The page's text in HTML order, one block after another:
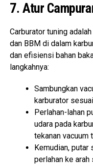
7. Atur
Carburator tuning
dan BBM di dalam
dan efisiensi bahan
langkahnya:
Sambungkan
karburator
Perlahan-lahan
udara pada
tekanan vacuum
Kemudian, putar
perlahan ke